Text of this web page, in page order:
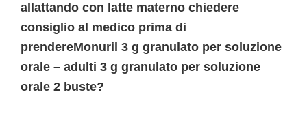
allattando con latte materno chiedere
consiglio al medico prima di
prendereMonuril 3 g granulato per soluzione
orale – adulti 3 g granulato per soluzione
orale 2 buste?